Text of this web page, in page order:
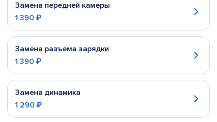
Замена передней камеры
1 390 ₽
Замена разъема зарядки
1 390 ₽
Замена динамика
1 290 ₽